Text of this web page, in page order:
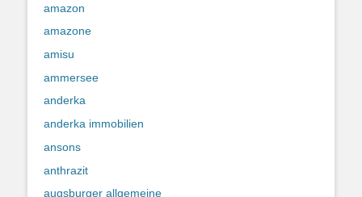
amazon
amazone
amisu
ammersee
anderka
anderka immobilien
ansons
anthrazit
augsburger allgemeine